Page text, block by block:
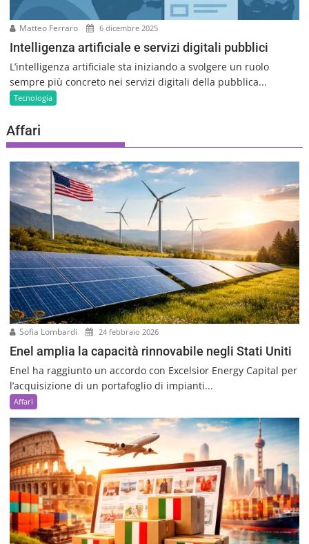
Matteo Ferraro 6 dicembre 2025
Intelligenza artificiale e servizi digitali pubblici
L’intelligenza artificiale sta iniziando a svolgere un ruolo
sempre più concreto nei servizi digitali della pubblica...
Tecnologia
Affari
Sofia Lombardi 24 febbraio 2026
Enel amplia la capacità rinnovabile negli Stati Uniti
Enel ha raggiunto un accordo con Excelsior Energy Capital per
l’acquisizione di un portafoglio di impianti...
Affari